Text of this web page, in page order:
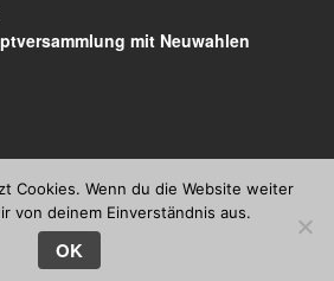
mit Neuwahlen
Pullach
Cookies. Wenn du die Website weiter
von deinem Einverständnis aus.
OK